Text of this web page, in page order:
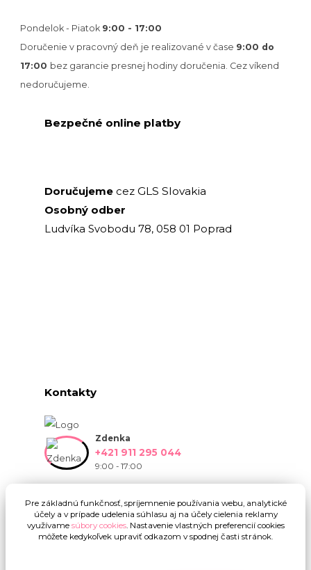
Pondelok - Piatok 9:00 - 17:00
Doručenie v pracovný deň je realizované v čase 9:00 do
17:00 bez garancie presnej hodiny doručenia. Cez víkend
nedoručujeme.
Bezpečné online platby
Doručujeme cez GLS Slovakia
Osobný odber
Ludvíka Svobodu 78, 058 01 Poprad
Kontakty
Zdenka
+421 911 295 044
9:00 - 17:00
Pre základnú funkčnosť, spríjemnenie používania webu, analytické
účely a v prípade udelenia súhlasu aj na účely cielenia reklamy
využívame súbory cookies. Nastavenie vlastných preferencií cookies
môžete kedykoľvek upraviť odkazom v spodnej časti stránok.